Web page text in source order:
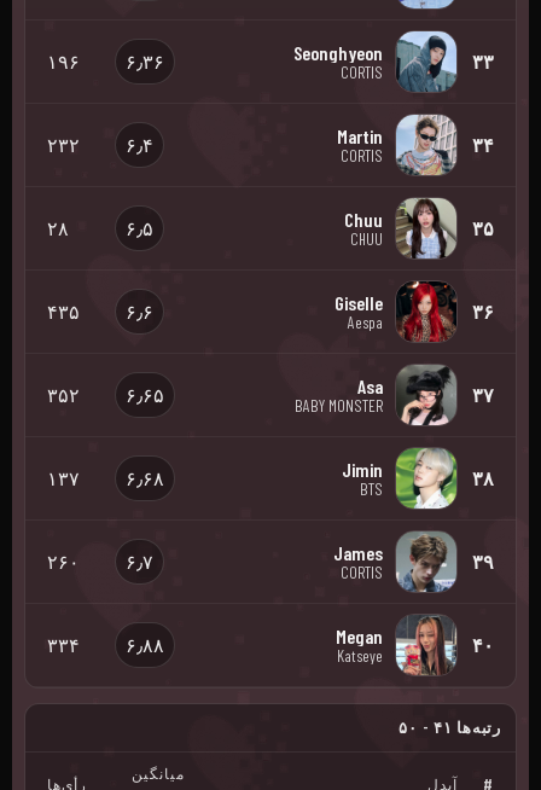
۳۳ Seonghyeon
CORTIS ۶٫۳۶ ۱۹۶
۳۴ Martin
CORTIS ۶٫۴ ۲۳۲
۳۵ Chuu
CHUU ۶٫۵ ۲۸
۳۶ Giselle
Aespa ۶٫۶ ۴۳۵
۳۷ Asa
BABY MONSTER ۶٫۶۵ ۳۵۲
۳۸ Jimin
BTS ۶٫۶۸ ۱۳۷
۳۹ James
CORTIS ۶٫۷ ۲۶۰
۴۰ Megan
Katseye ۶٫۸۸ ۳۳۴
رتبه‌ها ۴۱ - ۵۰
# آیدل
میانگین
رأی‌ها